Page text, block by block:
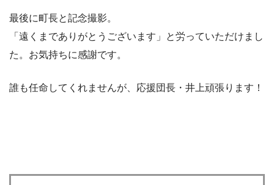
最後に町長と記念撮影。
「遠くまでありがとうございます」と労っていただけまし
た。お気持ちに感謝です。
誰も任命してくれませんが、応援団長・井上頑張ります！